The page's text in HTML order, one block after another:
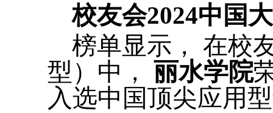
校友会2024中国
榜单显示， 在校
型）中， 丽水学院
入选中国顶尖应用